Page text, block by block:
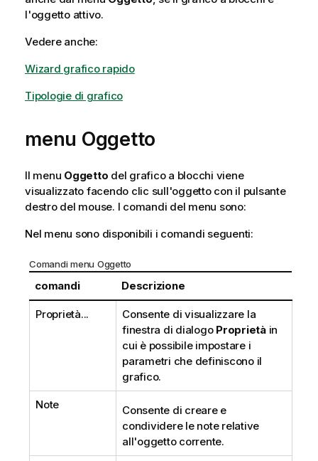
l'oggetto attivo.
Vedere anche:
Wizard grafico rapido
Tipologie di grafico
menu Oggetto
Il menu Oggetto del grafico a blocchi viene
visualizzato facendo clic sull'oggetto con il pulsante
destro del mouse. I comandi del menu sono:
Nel menu sono disponibili i comandi seguenti:
Comandi menu Oggetto
comandi Descrizione
Proprietà...
Consente di visualizzare la
finestra di dialogo Proprietàin
cui è possibile impostare i
parametri che definiscono il
grafico.
Note
Consente di creare e
condividere le note relative
all'oggetto corrente.